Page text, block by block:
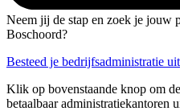
Neem jij de stap en zoek je jouw
Boschoord?
Besteed je bedrijfsadministratie uit
Klik op bovenstaande knop om
betaalbaar administratiekantoren